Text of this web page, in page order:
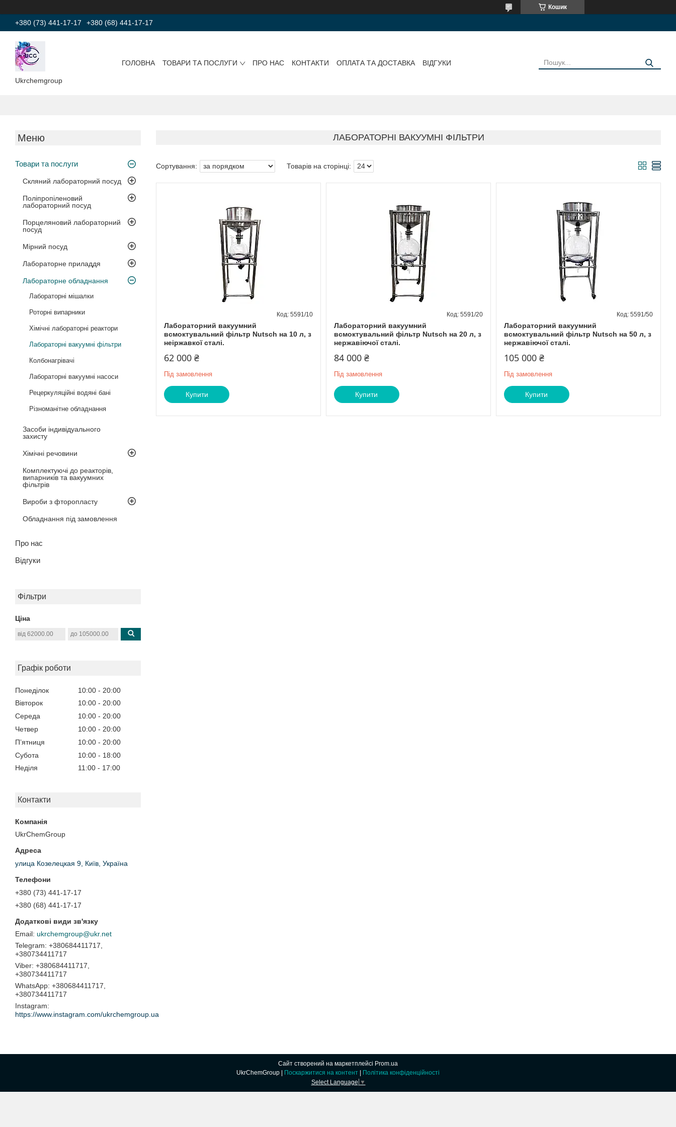
Кошик
+380 (73) 441-17-17 +380 (68) 441-17-17
Ukrchemgroup
ГОЛОВНА ТОВАРИ ТА ПОСЛУГИ ПРО НАС КОНТАКТИ ОПЛАТА ТА ДОСТАВКА ВІДГУКИ
Товари та послуги
Скляний лабораторний посуд
Поліпропіленовий
лабораторний посуд
Порцеляновий лабораторний
посуд
Мірний посуд
Лабораторне приладдя
Лабораторне обладнання
Лабораторні мішалки
Роторні випарники
Хімічні лабораторні реактори
Лабораторні вакуумні фільтри
Колбонагрівачі
Лабораторні вакуумні насоси
Рецеркуляційні водяні бані
Різноманітне обладнання
Засоби індивідуального
захисту
Хімічні речовини
Комплектуючі до реакторів,
випарників та вакуумних
фільтрів
Вироби з фторопласту
Обладнання під замовлення
Про нас
Відгуки
Фільтри
Ціна
Графік роботи
Понеділок 10:00
20:00
Вівторок
10:00
20:00
Середа
10:00
20:00
Четвер
10:00
20:00
Пʼятниця
10:00
20:00
Субота
10:00
18:00
Неділя
11:00 17:00
Контакти
UkrChemGroup
улица Козелецкая 9, Київ, Україна
+380 (73) 441-17-17
+380 (68) 441-17-17
ukrchemgroup@ukr.net
+380684411717,
+380734411717
+380684411717,
+380734411717
+380684411717,
+380734411717
Instagram
https://www.instagram.com/ukrchemgroup.ua
ЛАБОРАТОРНІ ВАКУУМНІ ФІЛЬТРИ
Лабораторний вакуумний
всмоктувальний фільтр Nutsch на 10 л, з
неіржавкої сталі.
5591/10
62 000 ₴
Під замовлення
Купити
Лабораторний вакуумний
всмоктувальний фільтр Nutsch на 20 л, з
нержавіючої сталі.
5591/20
84 000 ₴
Під замовлення
Купити
Лабораторний вакуумний
всмоктувальний фільтр Nutsch на 50 л, з
нержавіючої сталі.
5591/50
105 000 ₴
Під замовлення
Купити
Сайт створений на маркетплейсі Prom.ua
Поскаржитися на контент
Політика конфіденційності
Select Language ▼